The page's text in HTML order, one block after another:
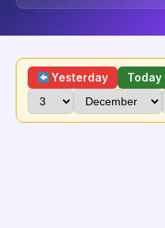
Yesterday Today